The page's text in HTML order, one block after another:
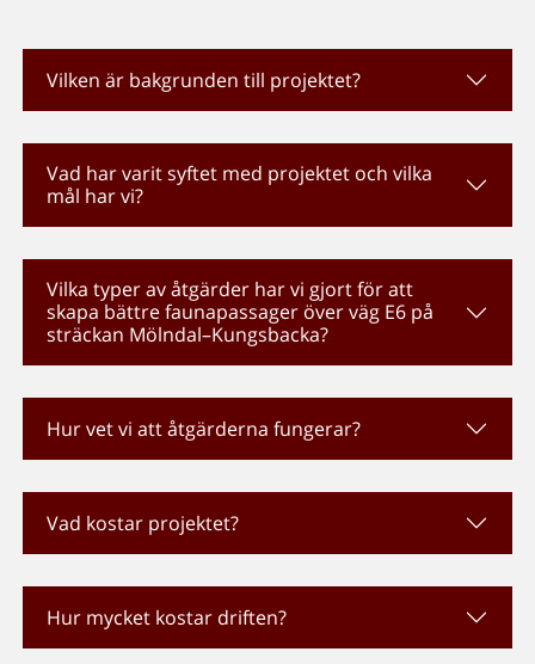
Vilken är bakgrunden till projektet?
Vad har varit syftet med projektet och vilka
mål har vi?
Vilka typer av åtgärder har vi gjort för att
skapa bättre faunapassager över väg E6 på
sträckan Mölndal–Kungsbacka?
Hur vet vi att åtgärderna fungerar?
Vad kostar projektet?
Hur mycket kostar driften?